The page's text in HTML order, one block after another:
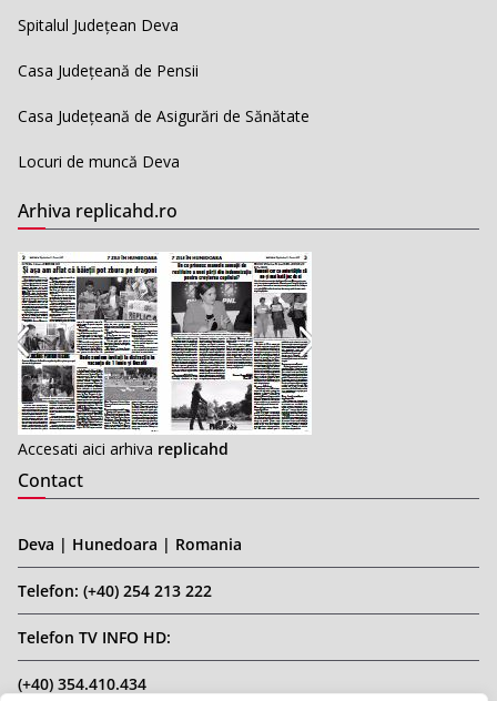
Spitalul Județean Deva
Casa Județeană de Pensii
Casa Județeană de Asigurări de Sănătate
Locuri de muncă Deva
Arhiva replicahd.ro
Accesati aici arhiva replicahd
Contact
Deva | Hunedoara | Romania
Telefon: (+40) 254 213 222
Telefon TV INFO HD:
(+40) 354.410.434